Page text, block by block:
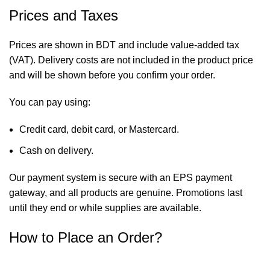
Prices and Taxes
Prices are shown in BDT and include value-added tax
(VAT). Delivery costs are not included in the product price
and will be shown before you confirm your order.
You can pay using:
Credit card, debit card, or Mastercard.
Cash on delivery.
Our payment system is secure with an EPS payment
gateway, and all products are genuine. Promotions last
until they end or while supplies are available.
How to Place an Order?